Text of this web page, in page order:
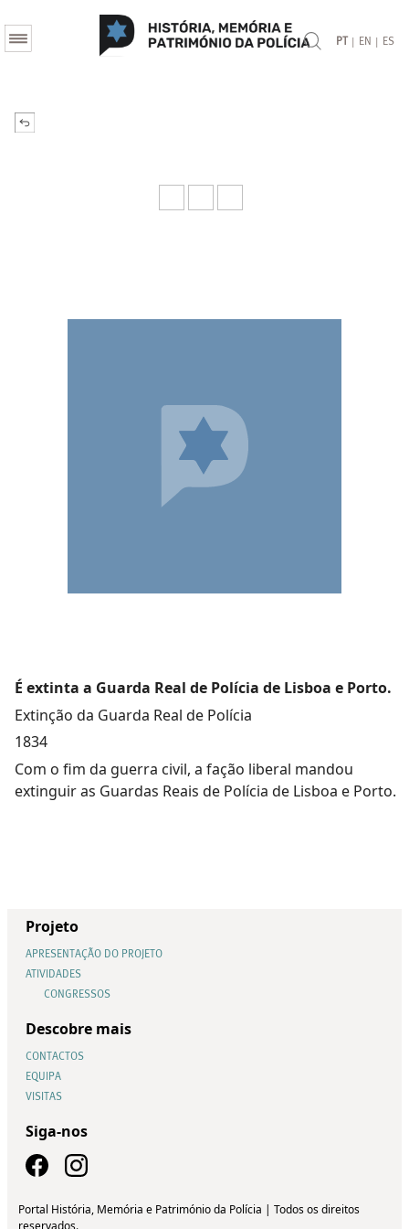
PT | EN | ES
É extinta a Guarda Real de Polícia de Lisboa e Porto.
Extinção da Guarda Real de Polícia
1834
Com o fim da guerra civil, a fação liberal mandou
extinguir as Guardas Reais de Polícia de Lisboa e Porto.
Projeto
APRESENTAÇÃO DO PROJETO
ATIVIDADES
CONGRESSOS
Descobre mais
CONTACTOS
EQUIPA
VISITAS
Siga-nos
Portal História, Memória e Património da Polícia | Todos os direitos